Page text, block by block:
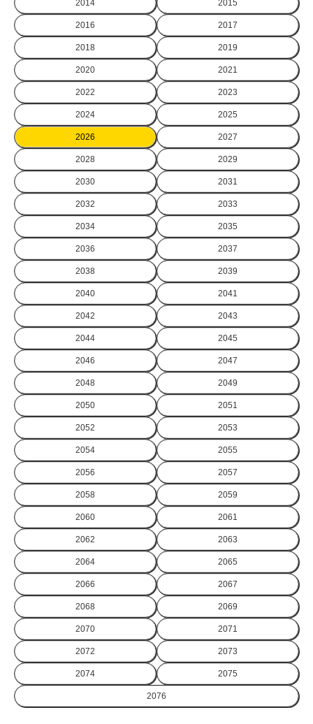
2014 2015
2016 2017
2018 2019
2020 2021
2022 2023
2024 2025
2026 2027
2028 2029
2030 2031
2032 2033
2034 2035
2036 2037
2038 2039
2040 2041
2042 2043
2044 2045
2046 2047
2048 2049
2050 2051
2052 2053
2054 2055
2056 2057
2058 2059
2060 2061
2062 2063
2064 2065
2066 2067
2068 2069
2070 2071
2072 2073
2074 2075
2076